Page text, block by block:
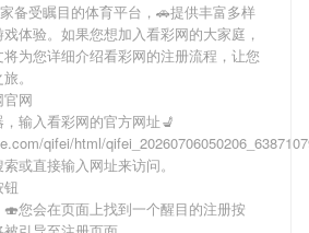
备受瞩目的体育平台，🚗提供丰富多样
体验。如果您想加入看彩网的大家庭，
为您详细介绍看彩网的注册流程，让您
。
网
输入看彩网的官方网址💺
qifei/html/
或直接输入网址来访问。
钮
🍣您会在页面上找到一个醒目的注册按